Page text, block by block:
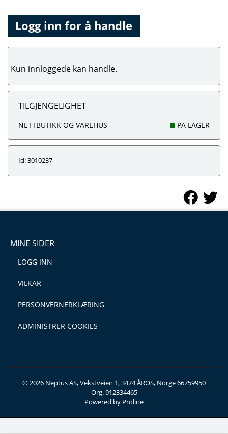
Logg inn for å handle
Kun innloggede kan handle.
TILGJENGELIGHET
NETTBUTIKK OG VAREHUS PÅ LAGER
Id: 3010237
MINE SIDER
LOGG INN
VILKÅR
PERSONVERNERKLÆRING
ADMINISTRER COOKIES
© 2026 Neptus AS, Vekstveien 1, 3474 ÅROS, Norge 66759950
Org. 912334465
Powered by Proline